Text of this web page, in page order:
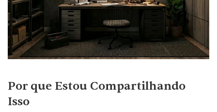
Por que Estou Compartilhando
Isso